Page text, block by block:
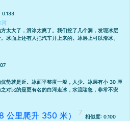
0.133
河
太大了，滑冰太爽了。我们挖了几个洞，发现冰层
冰面上还有人把汽车开上来的。冰层上可以滑冰、
势就是近。冰面平整度一般，人少。冰层有小 30 厘
对比的是更有名的白河走冰，水流喘急，非常不安
公里爬升 350 米）
相似度: 0.100